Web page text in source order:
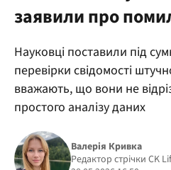
Prosecco Time
заявили про
Науковці поставили під
перевірки свідомості
вважають, що вони не
простого аналізу даних
Валерія Кривка
Редактор стрічки CK